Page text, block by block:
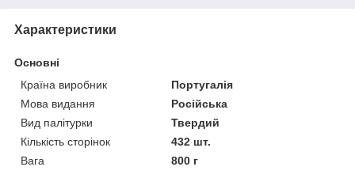
Характеристики
Основні
Країна виробник
Португалія
Мова видання
Російська
Вид палітурки
Твердий
Кількість сторінок
432 шт.
Вага
800 г